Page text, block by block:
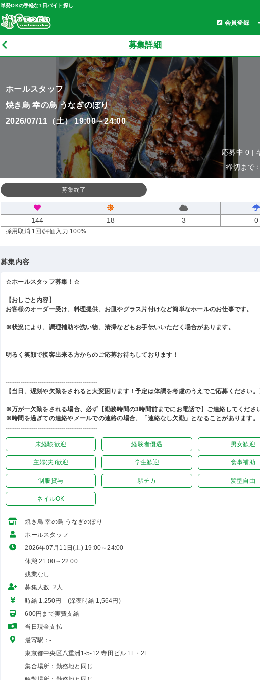
単発OKの手軽な1日バイト探し
会員登録
募集詳細
ホールスタッフ
焼き鳥 幸の鳥 うなぎのぼり
2026/07/11（土） 19:00～24:00
応募中 0 |
締切まで
募集終了
144 18 3 0
採用取消 1回 /評価入力 100%
募集内容
☆ホールスタッフ募集！☆
【おしごと内容】
お客様のオーダー受け、料理提供、お皿やグラス片付けなど簡単なホールのお仕事です。
※状況により、調理補助や洗い物、清掃などもお手伝いいただく場合があります。
明るく笑顔で接客出来る方からのご応募お待ちしております！
-------------------------------------------
【当日、遅刻や欠勤をされると大変困ります！予定は体調を考慮のうえでご応募ください
※万が一欠勤をされる場合、必ず【勤務時間の3時間前までにお電話で】ご連絡してくださ
※時間を過ぎての連絡やメールでの連絡の場合、「連絡なし欠勤」となることがあります。
-------------------------------------------
未経験歓迎 経験者優遇 男女歓迎
主婦(夫)歓迎 学生歓迎 食事補助
制服貸与 駅チカ 髪型自由
ネイルOK
焼き鳥 幸の鳥 うなぎのぼり
ホールスタッフ
2026年07月11日(土) 19:00～24:00
休憩:21:00～22:00
残業なし
募集人数 2人
時給 1,250円 (深夜時給 1,564円)
600円まで実費支給
当日現金支払
最寄駅：-
東京都中央区八重洲1-5-12 寺田ビル 1F・2F
集合場所：勤務地と同じ